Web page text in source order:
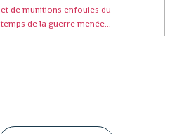
et de munitions enfouies du
temps de la guerre menée...